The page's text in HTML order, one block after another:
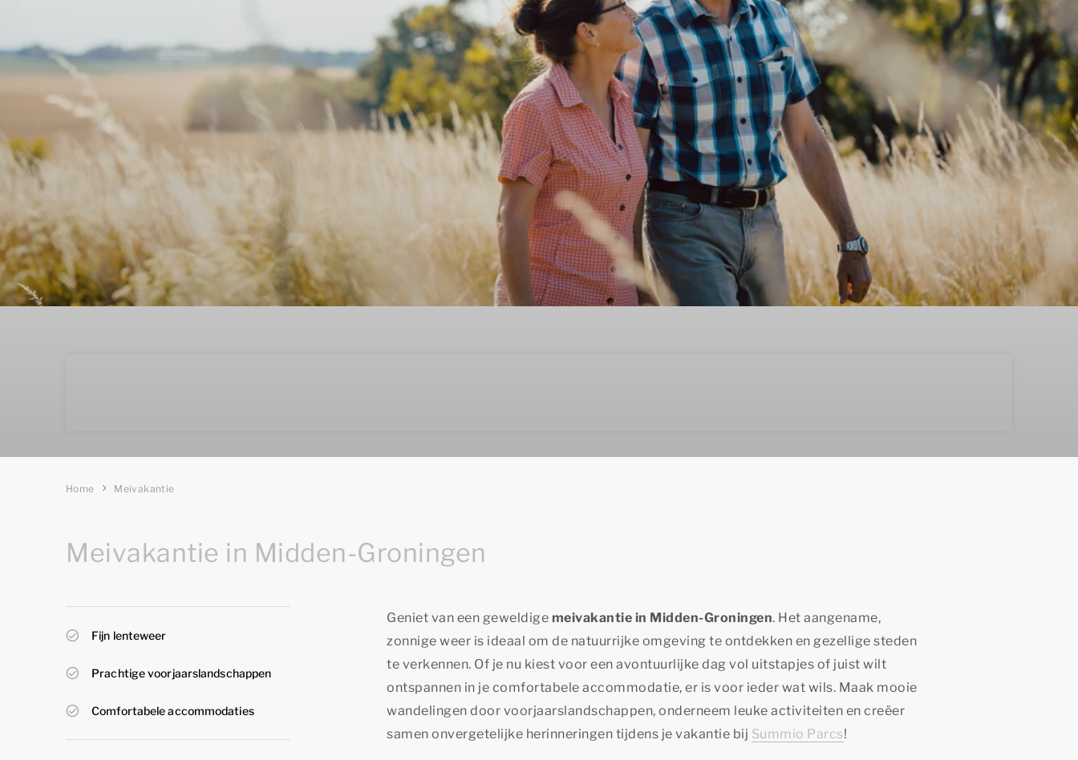
Home Meivakantie
Meivakantie in Midden-Groningen
Fijn lenteweer
Prachtige voorjaarslandschappen
Comfortabele accommodaties
Geniet van een geweldige meivakantie in Midden-Groningen. Het aangename,
zonnige weer is ideaal om de natuurrijke omgeving te ontdekken en gezellige steden
te verkennen. Of je nu kiest voor een avontuurlijke dag vol uitstapjes of juist wilt
ontspannen in je comfortabele accommodatie, er is voor ieder wat wils. Maak mooie
wandelingen door voorjaarslandschappen, onderneem leuke activiteiten en creëer
samen onvergetelijke herinneringen tijdens je vakantie bij Summio Parcs!